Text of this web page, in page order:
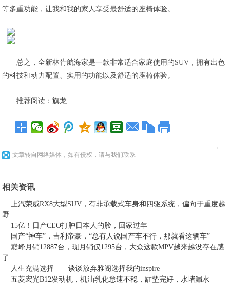
等多重功能，让我和我的家人享受最舒适的座椅体验。
总之，全新林肯航海家是一款非常适合家庭使用的SUV，拥有出色
的科技和动力配置、实用的功能以及舒适的座椅体验。
推荐阅读：旗龙
文章转自网络媒体，如有侵权，请与我们联系
相关资讯
上汽荣威RX8大型SUV，有非承载式车身和四驱系统，偏向于重度越
野
15亿！日产CEO打肿日本人的脸，回家过年
国产“神车”，吉利帝豪，“总有人说国产车不行，那就看这辆车”
巅峰月销12887台，现月销仅1295台，大众这款MPV越来越没存在感
了
人生充满选择——谈谈放弃雅阁选择我的inspire
五菱宏光B12发动机，机油乳化怠速不稳，缸垫完好，水堵漏水